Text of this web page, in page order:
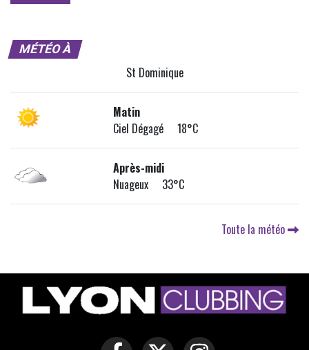
MÉTÉO À
St Dominique
Matin
Ciel Dégagé 18°C
Après-midi
Nuageux 33°C
Toute la météo